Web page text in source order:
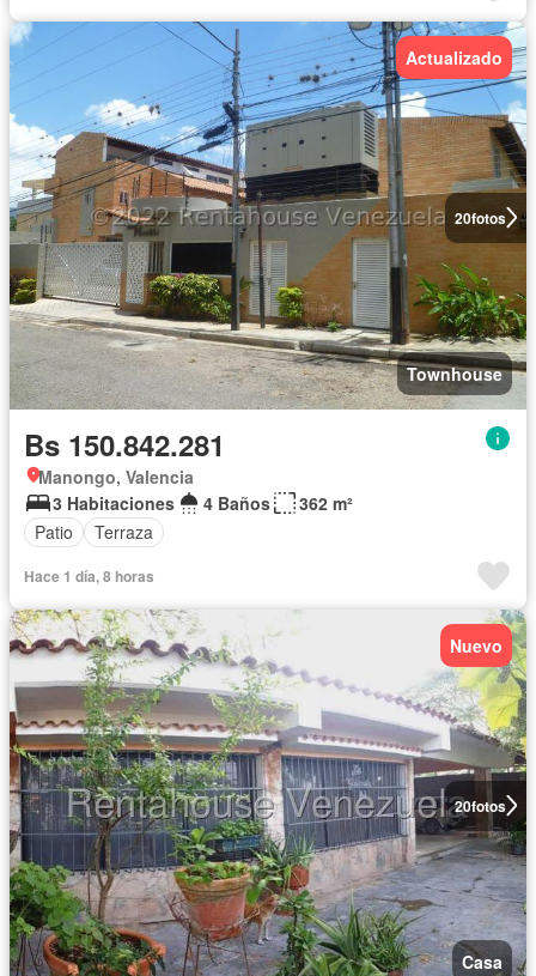
20fotos
Actualizado
Townhouse
Bs 150.842.281
Manongo, Valencia
3 Habitaciones
4 Baños
362 m²
Patio
Terraza
Hace 1 día, 8 horas
20fotos
Nuevo
Casa